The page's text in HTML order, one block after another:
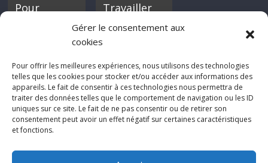
Gérer le consentement aux
cookies
Pour offrir les meilleures expériences, nous utilisons des technologies
telles que les cookies pour stocker et/ou accéder aux informations des
appareils. Le fait de consentir à ces technologies nous permettra de
traiter des données telles que le comportement de navigation ou les ID
uniques sur ce site. Le fait de ne pas consentir ou de retirer son
consentement peut avoir un effet négatif sur certaines caractéristiques
et fonctions.
Pour
discothèque
Travailler
Si tu souhaites
Rocknfool, n'hésite
pas à nous envoyer
tes chroniques de
concerts, de films,
séries ou des billets
d'humeur :
net